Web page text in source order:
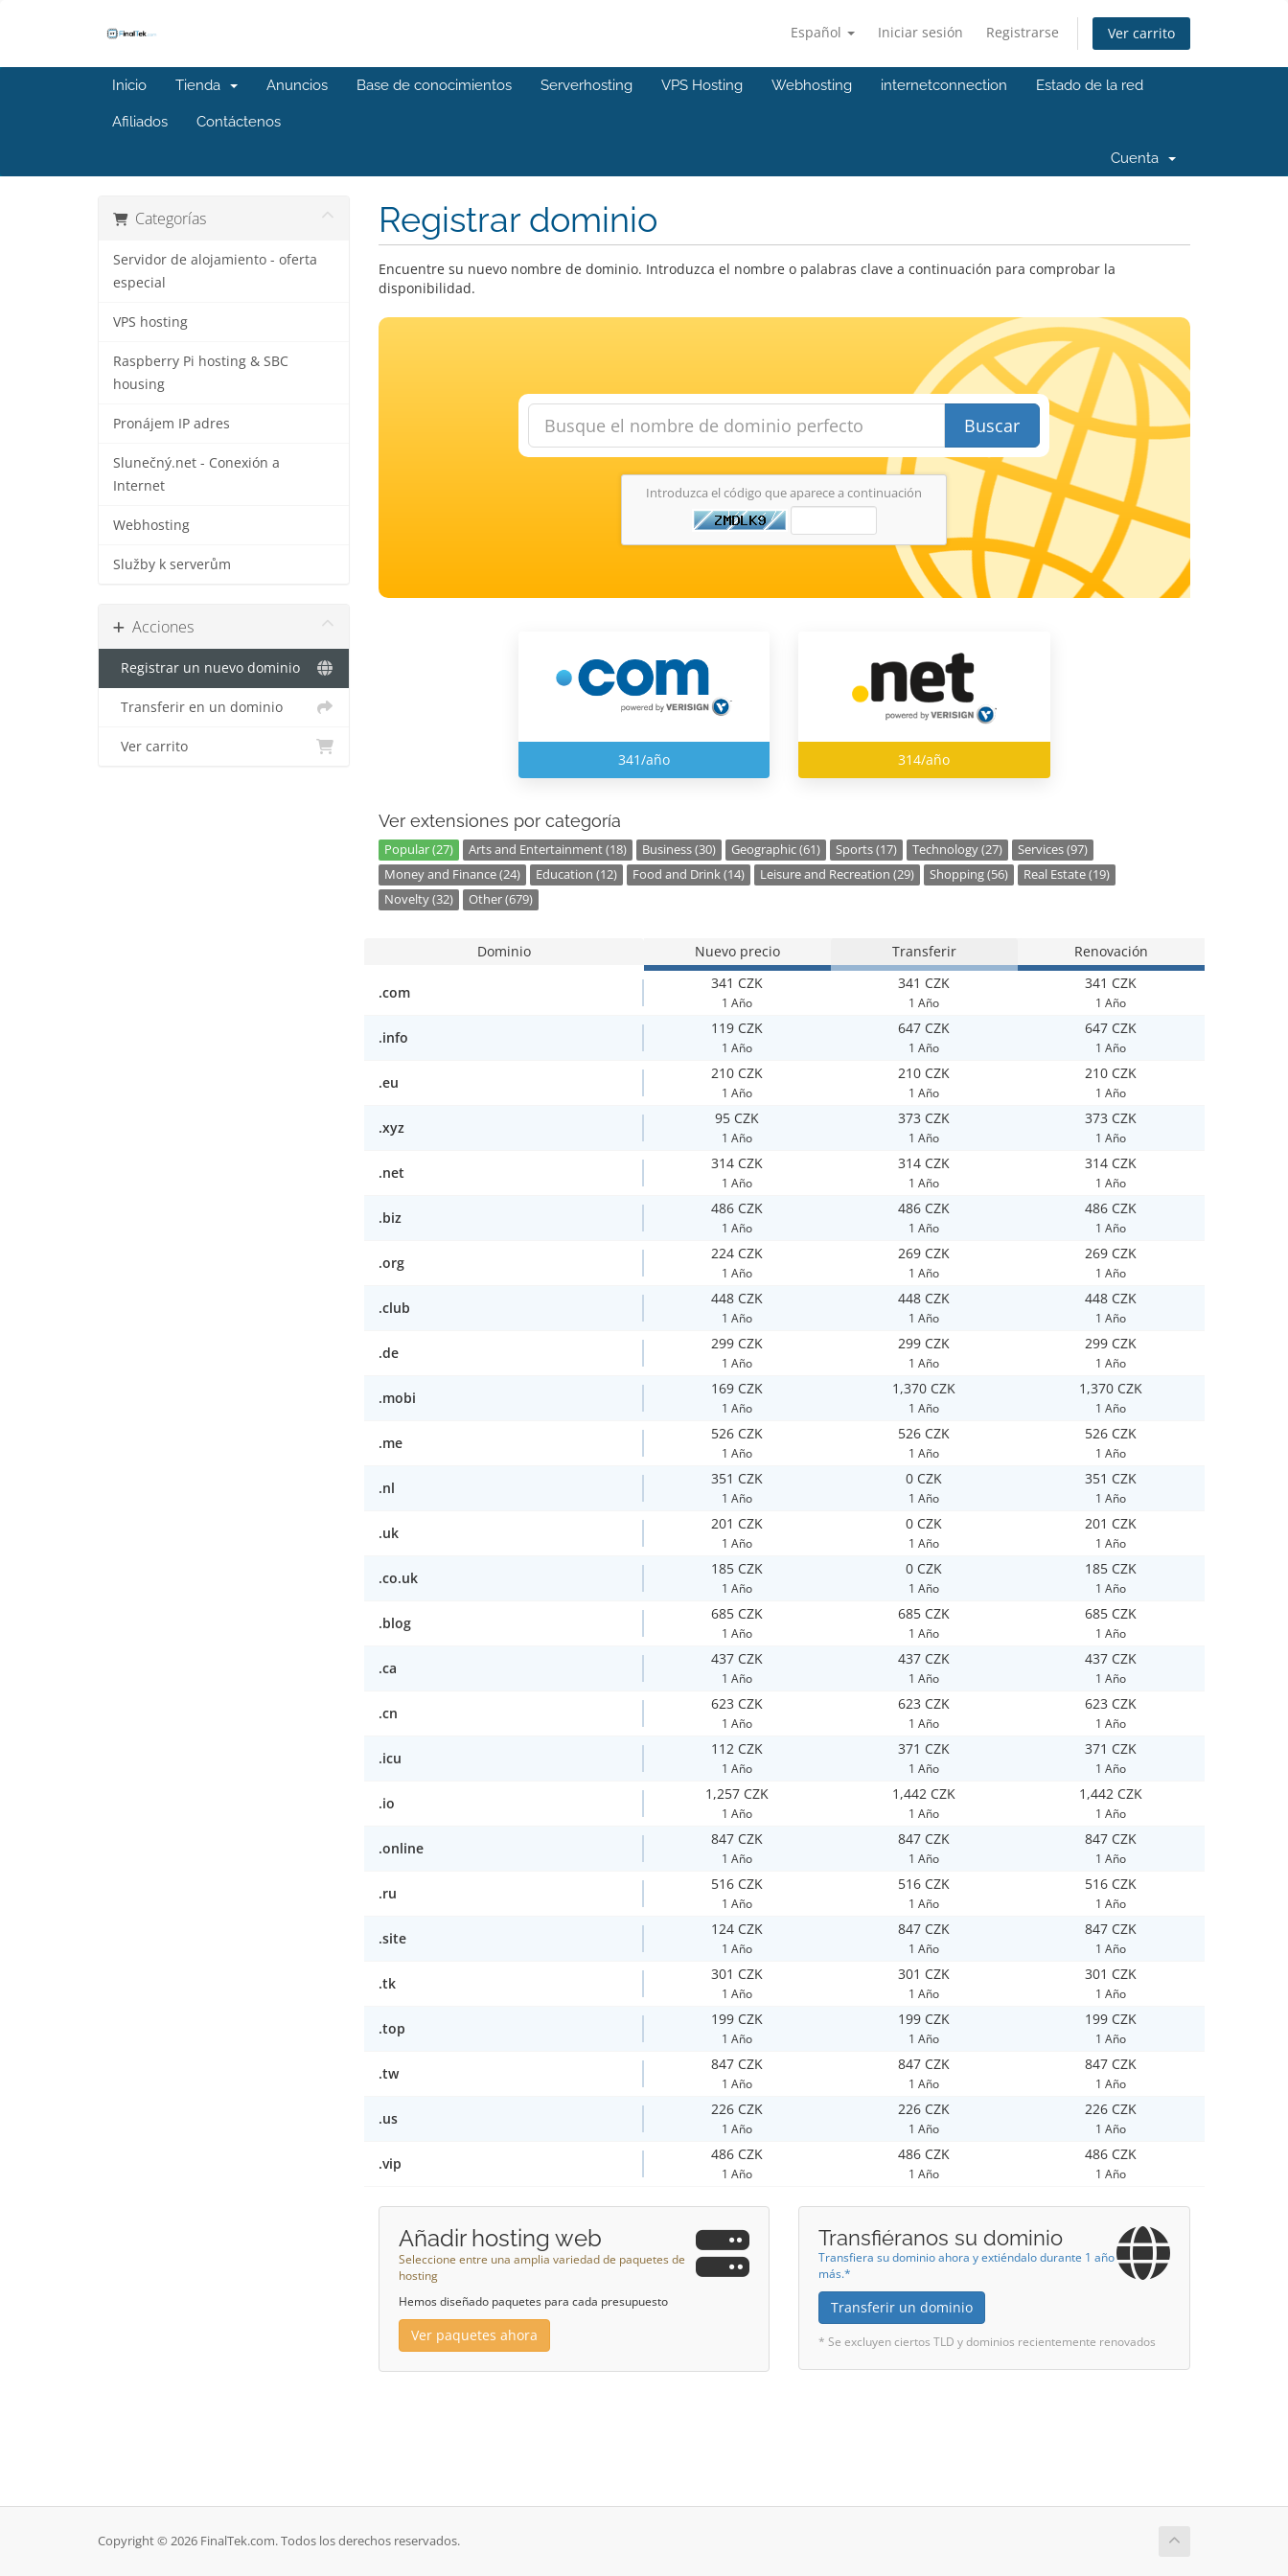
Español Iniciar sesión Registrarse Ver carrito
Inicio Tienda Anuncios Base de conocimientos Serverhosting VPS Hosting Webhosting internetconnection Estado de la red
Afiliados Contáctenos
Cuenta
Categorías
Servidor de alojamiento - oferta
especial
VPS hosting
Raspberry Pi hosting & SBC
housing
Pronájem IP adres
Slunečný.net - Conexión a
Internet
Webhosting
Služby k serverům
Acciones
Registrar un nuevo dominio
Transferir en un dominio
Ver carrito
Registrar dominio
Encuentre su nuevo nombre de dominio. Introduzca el nombre o palabras clave a continuación para comprobar la
disponibilidad.
Buscar
Introduzca el código que aparece a continuación
341/año 314/año
Ver extensiones por categoría
Popular (27) Arts and Entertainment (18) Business (30) Geographic (61) Sports (17) Technology (27)
Services (97)
Money and Finance (24)
Education (12) Food and Drink (14) Leisure and Recreation (29) Shopping (56)
Real Estate (19)
Novelty (32)
Other (679)
Dominio Nuevo precio Transferir Renovación
.com
341 CZK
1 Año
341 CZK
1 Año
341 CZK
1 Año
.info
119 CZK
1 Año
647 CZK
1 Año
647 CZK
1 Año
.eu
210 CZK
1 Año
210 CZK
1 Año
210 CZK
1 Año
.xyz
95 CZK
1 Año
373 CZK
1 Año
373 CZK
1 Año
.net
314 CZK
1 Año
314 CZK
1 Año
314 CZK
1 Año
.biz
486 CZK
1 Año
486 CZK
1 Año
486 CZK
1 Año
.org
224 CZK
1 Año
269 CZK
1 Año
269 CZK
1 Año
.club
448 CZK
1 Año
448 CZK
1 Año
448 CZK
1 Año
.de
299 CZK
1 Año
299 CZK
1 Año
299 CZK
1 Año
.mobi
169 CZK
1 Año
1,370 CZK
1 Año
1,370 CZK
1 Año
.me
526 CZK
1 Año
526 CZK
1 Año
526 CZK
1 Año
.nl
351 CZK
1 Año
0 CZK
1 Año
351 CZK
1 Año
.uk
201 CZK
1 Año
0 CZK
1 Año
201 CZK
1 Año
.co.uk
185 CZK
1 Año
0 CZK
1 Año
185 CZK
1 Año
.blog
685 CZK
1 Año
685 CZK
1 Año
685 CZK
1 Año
.ca
437 CZK
1 Año
437 CZK
1 Año
437 CZK
1 Año
.cn
623 CZK
1 Año
623 CZK
1 Año
623 CZK
1 Año
.icu
112 CZK
1 Año
371 CZK
1 Año
371 CZK
1 Año
.io
1,257 CZK
1 Año
1,442 CZK
1 Año
1,442 CZK
1 Año
.online
847 CZK
1 Año
847 CZK
1 Año
847 CZK
1 Año
.ru
516 CZK
1 Año
516 CZK
1 Año
516 CZK
1 Año
.site
124 CZK
1 Año
847 CZK
1 Año
847 CZK
1 Año
.tk
301 CZK
1 Año
301 CZK
1 Año
301 CZK
1 Año
.top
199 CZK
1 Año
199 CZK
1 Año
199 CZK
1 Año
.tw
847 CZK
1 Año
847 CZK
1 Año
847 CZK
1 Año
.us
226 CZK
1 Año
226 CZK
1 Año
226 CZK
1 Año
.vip
486 CZK
1 Año
486 CZK
1 Año
486 CZK
1 Año
Añadir hosting web
Seleccione entre una amplia variedad de paquetes de
hosting
Hemos diseñado paquetes para cada presupuesto
Ver paquetes ahora
Transfiéranos su dominio
Transfiera su dominio ahora y extiéndalo durante 1 año
más.*
Transferir un dominio
* Se excluyen ciertos TLD y dominios recientemente renovados
Copyright © 2026 FinalTek.com. Todos los derechos reservados.